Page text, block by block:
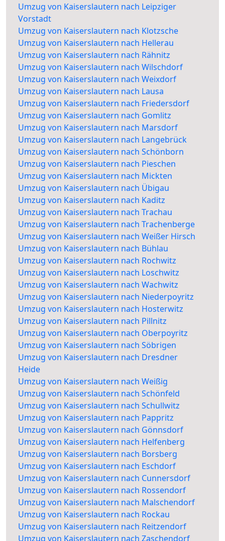
Umzug von Kaiserslautern nach Leipziger
Vorstadt
Umzug von Kaiserslautern nach Klotzsche
Umzug von Kaiserslautern nach Hellerau
Umzug von Kaiserslautern nach Rähnitz
Umzug von Kaiserslautern nach Wilschdorf
Umzug von Kaiserslautern nach Weixdorf
Umzug von Kaiserslautern nach Lausa
Umzug von Kaiserslautern nach Friedersdorf
Umzug von Kaiserslautern nach Gomlitz
Umzug von Kaiserslautern nach Marsdorf
Umzug von Kaiserslautern nach Langebrück
Umzug von Kaiserslautern nach Schönborn
Umzug von Kaiserslautern nach Pieschen
Umzug von Kaiserslautern nach Mickten
Umzug von Kaiserslautern nach Übigau
Umzug von Kaiserslautern nach Kaditz
Umzug von Kaiserslautern nach Trachau
Umzug von Kaiserslautern nach Trachenberge
Umzug von Kaiserslautern nach Weißer Hirsch
Umzug von Kaiserslautern nach Bühlau
Umzug von Kaiserslautern nach Rochwitz
Umzug von Kaiserslautern nach Loschwitz
Umzug von Kaiserslautern nach Wachwitz
Umzug von Kaiserslautern nach Niederpoyritz
Umzug von Kaiserslautern nach Hosterwitz
Umzug von Kaiserslautern nach Pillnitz
Umzug von Kaiserslautern nach Oberpoyritz
Umzug von Kaiserslautern nach Söbrigen
Umzug von Kaiserslautern nach Dresdner
Heide
Umzug von Kaiserslautern nach Weißig
Umzug von Kaiserslautern nach Schönfeld
Umzug von Kaiserslautern nach Schullwitz
Umzug von Kaiserslautern nach Pappritz
Umzug von Kaiserslautern nach Gönnsdorf
Umzug von Kaiserslautern nach Helfenberg
Umzug von Kaiserslautern nach Borsberg
Umzug von Kaiserslautern nach Eschdorf
Umzug von Kaiserslautern nach Cunnersdorf
Umzug von Kaiserslautern nach Rossendorf
Umzug von Kaiserslautern nach Malschendorf
Umzug von Kaiserslautern nach Rockau
Umzug von Kaiserslautern nach Reitzendorf
Umzug von Kaiserslautern nach Zaschendorf